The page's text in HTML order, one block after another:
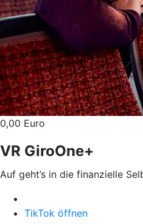
0,00 Euro
VR GiroOne+
Auf geht’s in die finanzielle
TikTok öffnen